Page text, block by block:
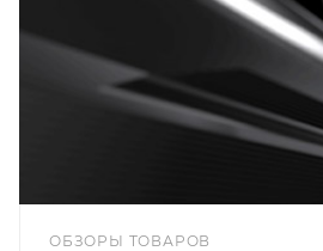
ОБЗОРЫ ТОВАРОВ